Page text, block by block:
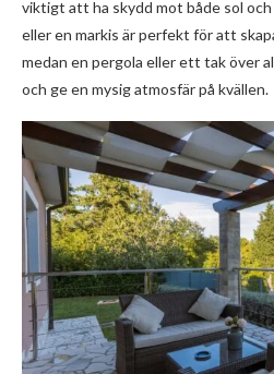
viktigt att ha skydd mot både sol
eller en markis är perfekt för att
medan en pergola eller ett tak över
och ge en mysig atmosfär på kvällen.